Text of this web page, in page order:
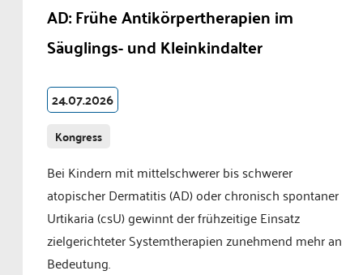
AD: Frühe Antikörpertherapien im
Säuglings- und Kleinkindalter
24.07.2026
Kongress
Bei Kindern mit mittelschwerer bis schwerer
atopischer Dermatitis (AD) oder chronisch spontaner
Urtikaria (csU) gewinnt der frühzeitige Einsatz
zielgerichteter Systemtherapien zunehmend mehr an
Bedeutung.